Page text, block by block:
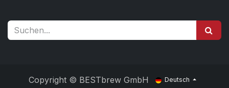
Copyright © BESTbrew GmbH Deutsch